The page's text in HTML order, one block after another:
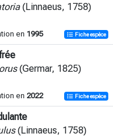
(Linnaeus, 1758)
en 1995 Fiche espèce
(Germar, 1825)
en 2022 Fiche espèce
(Linnaeus, 1758)